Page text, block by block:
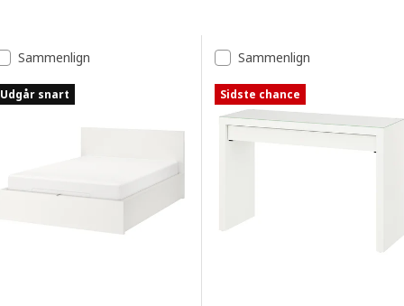
Resultatliste
Sammenlign
Udgår snart
Sammenlign
Sidste chance